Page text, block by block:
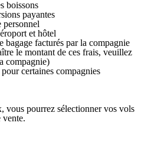
boissons
payantes
personnel
et hôtel
bagage facturés par la compagnie
le montant de ces frais, veuillez
compagnie)
certaines compagnies
vous pourrez sélectionner vos vols
vente.